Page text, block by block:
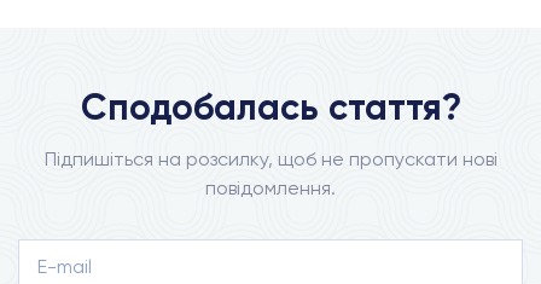
Сподобалась стаття?
Підпишіться на розсилку, щоб не пропускати нові
повідомлення.